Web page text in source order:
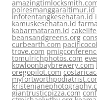
polresmanggaraitimur.id
infotentangkesehatan.id
kamuskesehatan.id
kabarmataram.id
beansandgreens.org
curbearth.com
trove.com
tomulrichphotos.com
kowloonbaybrewery.com
oregopilot.com
giantrusticpizza.com